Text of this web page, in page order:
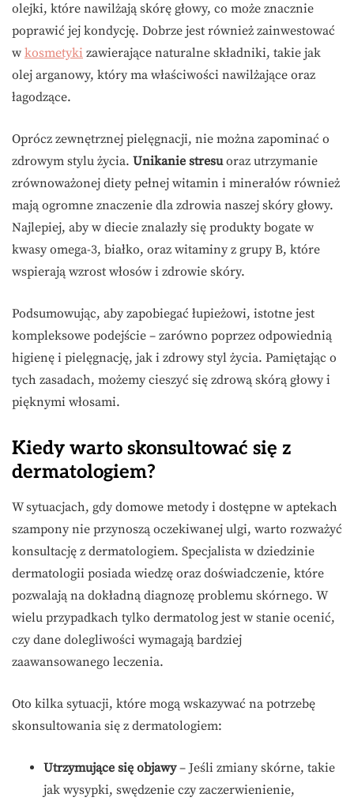
olejki, które nawilżają skórę głowy, co może znacznie
poprawić jej kondycję. Dobrze jest również zainwestować
w kosmetyki zawierające naturalne składniki, takie jak
olej arganowy, który ma właściwości nawilżające oraz
łagodzące.
Oprócz zewnętrznej pielęgnacji, nie można zapominać o
zdrowym stylu życia. Unikanie stresuoraz utrzymanie
zrównoważonej diety pełnej witamin i minerałów również
mają ogromne znaczenie dla zdrowia naszej skóry głowy.
Najlepiej, aby w diecie znalazły się produkty bogate w
kwasy omega-3, białko, oraz witaminy z grupy B, które
wspierają wzrost włosów i zdrowie skóry.
Podsumowując, aby zapobiegać łupieżowi, istotne jest
kompleksowe podejście – zarówno poprzez odpowiednią
higienę i pielęgnację, jak i zdrowy styl życia. Pamiętając o
tych zasadach, możemy cieszyć się zdrową skórą głowy i
pięknymi włosami.
Kiedy warto skonsultować się z
dermatologiem?
W sytuacjach, gdy domowe metody i dostępne w aptekach
szampony nie przynoszą oczekiwanej ulgi, warto rozważyć
konsultację z dermatologiem. Specjalista w dziedzinie
dermatologii posiada wiedzę oraz doświadczenie, które
pozwalają na dokładną diagnozę problemu skórnego. W
wielu przypadkach tylko dermatolog jest w stanie ocenić,
czy dane dolegliwości wymagają bardziej
zaawansowanego leczenia.
Oto kilka sytuacji, które mogą wskazywać na potrzebę
skonsultowania się z dermatologiem:
Utrzymujące się objawy– Jeśli zmiany skórne, takie
jak wysypki, swędzenie czy zaczerwienienie,